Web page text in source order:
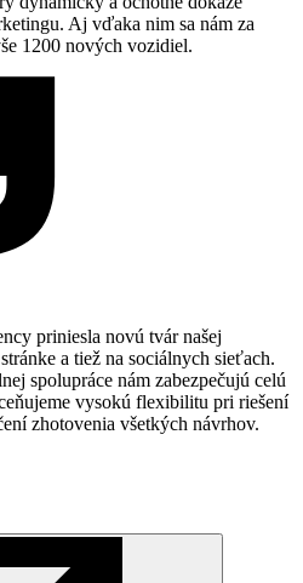
Aj vďaka nim sa nám za
1200 nových vozidiel.
priniesla novú tvár našej
a tiež na sociálnych sieťach.
spolupráce nám zabezpečujú celú
vysokú flexibilitu pri riešení
zhotovenia všetkých návrhov.